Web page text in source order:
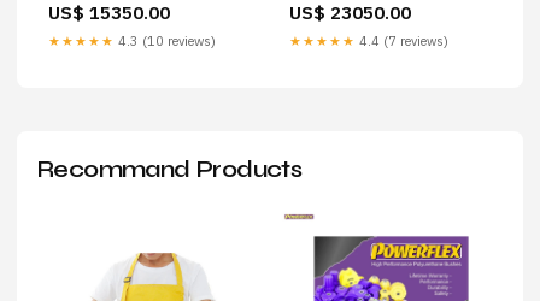
US$ 15350.00
★★★★★ 4.3 (10 reviews)
US$ 23050.00
★★★★★ 4.4 (7 reviews)
Recommand Products